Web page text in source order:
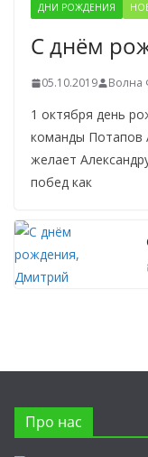
ДНИ РОЖДЕНИЯ
С днём
05.10.2019
1 октября день
команды
желает
побед как
Про нас